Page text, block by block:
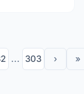
... 303 › »